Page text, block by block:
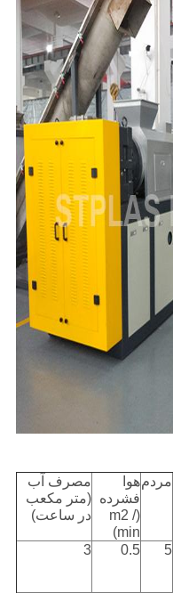
مردمهوا
فشرده
(m2 /
min)
مصرف آب
(متر مکعب
در ساعت)
5
0.5
3